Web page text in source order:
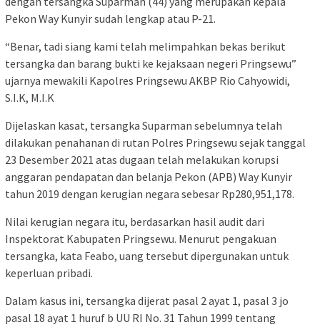
Pekon Way Kunyir sudah lengkap atau P-21.
“Benar, tadi siang kami telah melimpahkan bekas berikut
tersangka dan barang bukti ke kejaksaan negeri Pringsewu”
ujarnya mewakili Kapolres Pringsewu AKBP Rio Cahyowidi,
S.I.K, M.I.K
Dijelaskan kasat, tersangka Suparman sebelumnya telah
dilakukan penahanan di rutan Polres Pringsewu sejak tanggal
23 Desember 2021 atas dugaan telah melakukan korupsi
anggaran pendapatan dan belanja Pekon (APB) Way Kunyir
tahun 2019 dengan kerugian negara sebesar Rp280,951,178.
Nilai kerugian negara itu, berdasarkan hasil audit dari
Inspektorat Kabupaten Pringsewu. Menurut pengakuan
tersangka, kata Feabo, uang tersebut dipergunakan untuk
keperluan pribadi.
Dalam kasus ini, tersangka dijerat pasal 2 ayat 1, pasal 3 jo
pasal 18 ayat 1 huruf b UU RI No. 31 Tahun 1999 tentang